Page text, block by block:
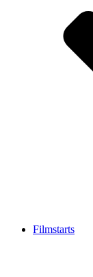
Filmstarts